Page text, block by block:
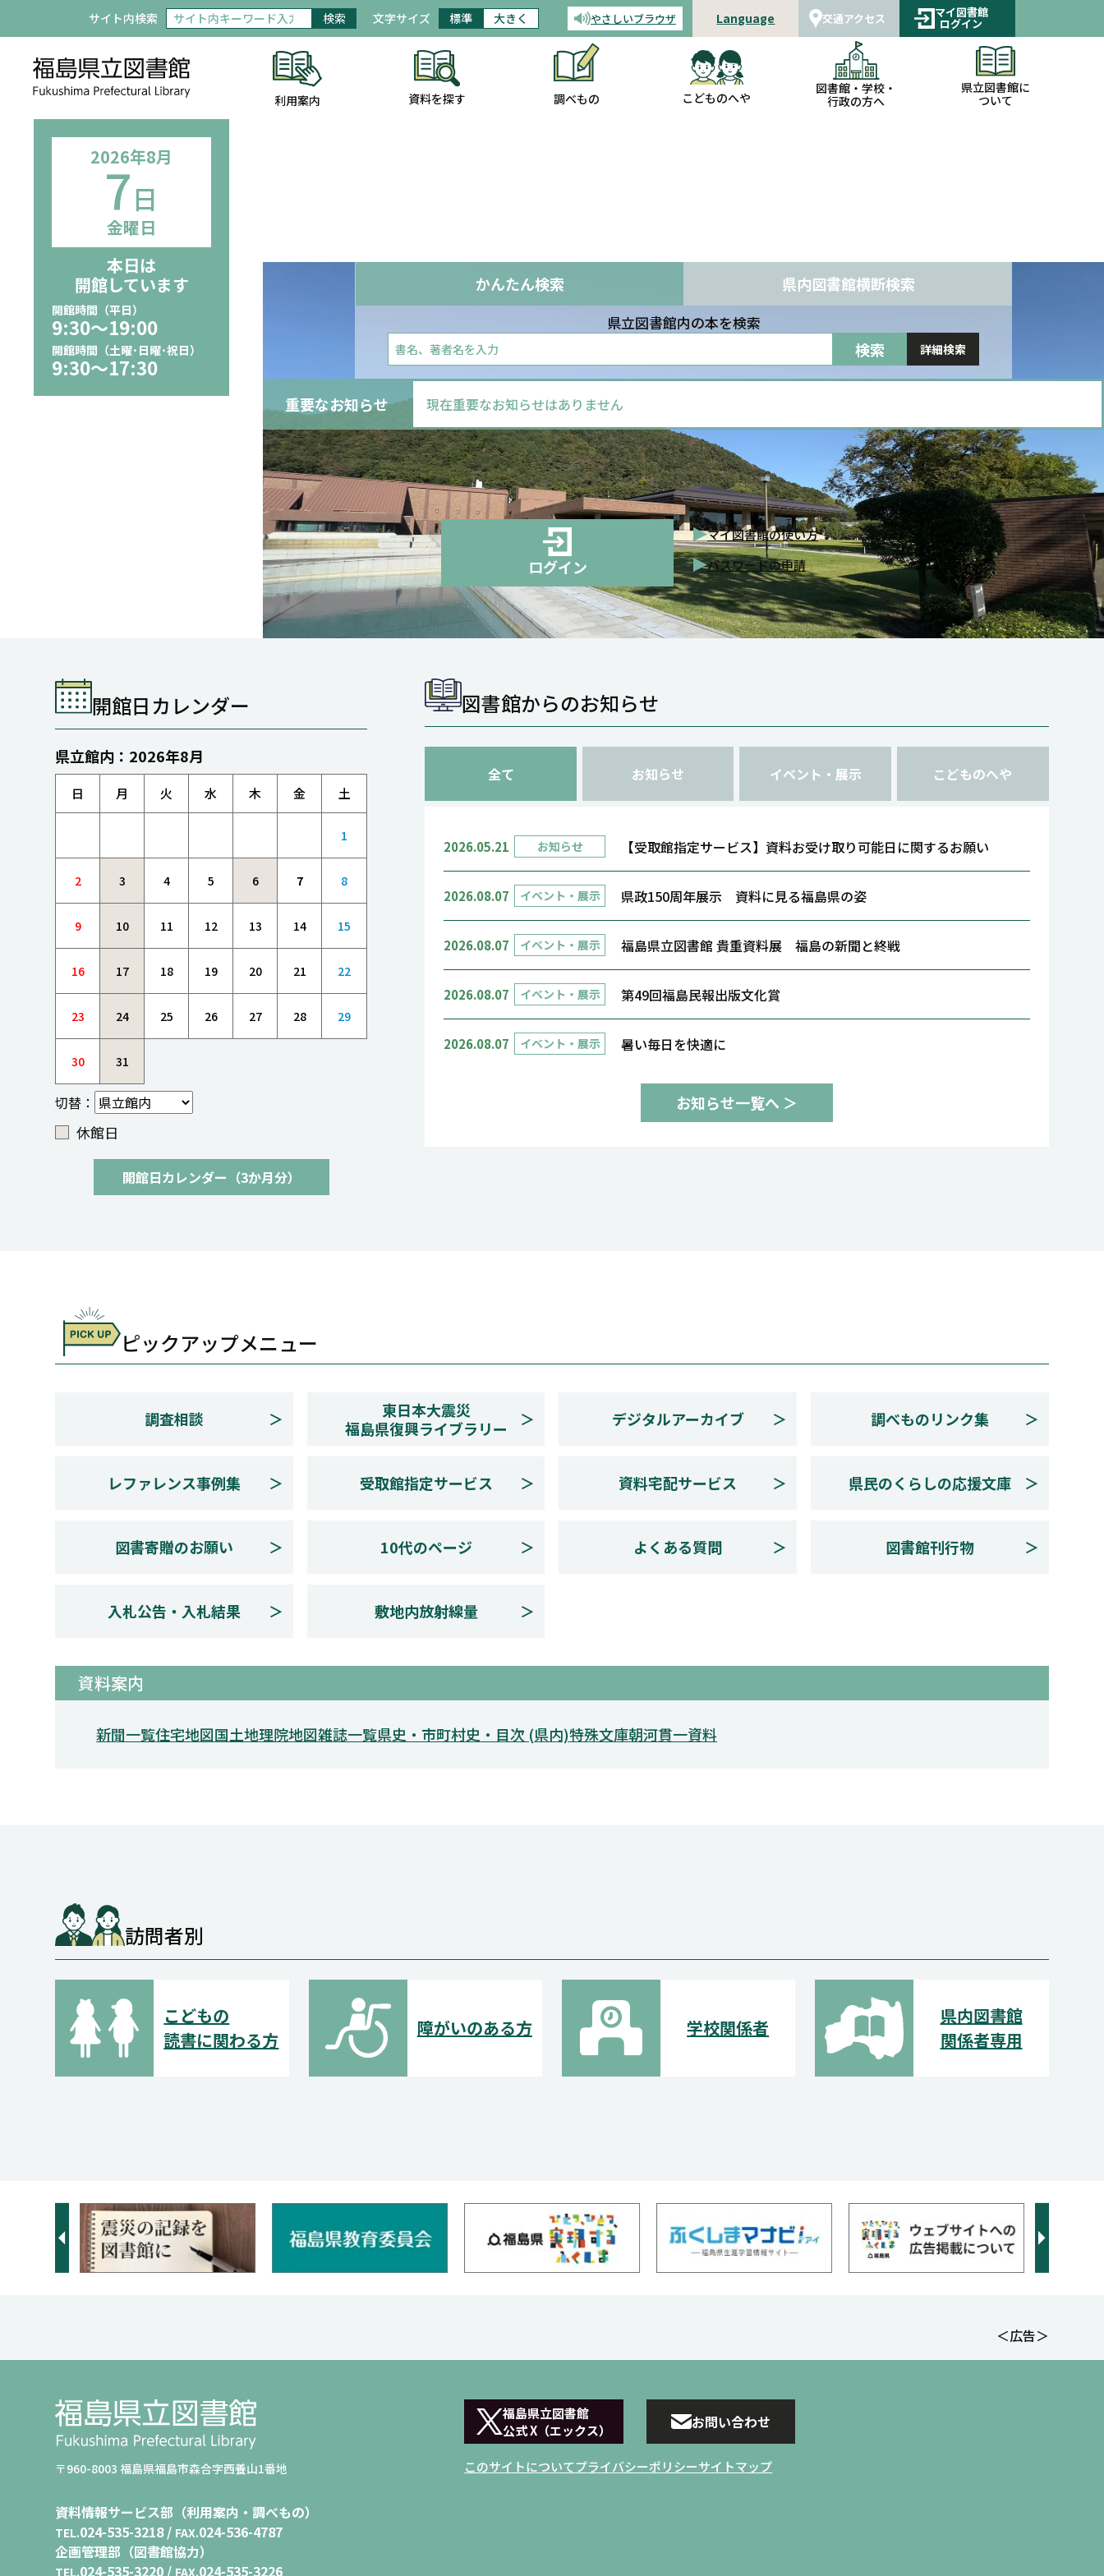
サイト内検索 検索 文字サイズ 標準 大きく 音声読み上げ
やさしいブラウザ Language 交通アクセス マイ図書館
ログイン
利用案内 資料を探す 調べもの こどものへや
図書館・学校・
行政の方へ
県立図書館に
ついて
2026年8月
7日
金曜日
本日は
開館しています
開館時間（平日）
9:30〜19:00
開館時間（土曜･日曜･祝日）
9:30〜17:30
かんたん検索 県内図書館横断検索
県立図書館内の本を検索
詳細検索
重要なお知らせ 現在重要なお知らせはありません
マイ図書館
ログイン
マイ図書館の使い方
パスワードの申請
開館日カレンダー
県立館内：2026年8月
日 月 火 水 木 金 土
1
2 3 4 5 6 7 8
9 10 11 12 13 14 15
16 17 18 19 20 21 22
23 24 25 26 27 28 29
30 31
切替：
休館日
開館日カレンダー（3か月分）
図書館からのお知らせ
全て お知らせ イベント・展示 こどものへや
2026.05.21 お知らせ 【受取館指定サービス】資料お受け取り可能日に関するお願い
2026.08.07 イベント・展示 県政150周年展示 資料に見る福島県の姿
2026.08.07 イベント・展示 福島県立図書館 貴重資料展 福島の新聞と終戦
2026.08.07 イベント・展示 第49回福島民報出版文化賞
2026.08.07 イベント・展示 暑い毎日を快適に
お知らせ一覧へ ＞
ピックアップメニュー
調査相談
東日本大震災
福島県復興ライブラリー
デジタルアーカイブ 調べものリンク集
レファレンス事例集 受取館指定サービス 資料宅配サービス 県民のくらしの応援文庫
図書寄贈のお願い 10代のページ よくある質問 図書館刊行物
入札公告・入札結果 敷地内放射線量
資料案内
新聞一覧住宅地図国土地理院地図雑誌一覧県史・市町村史・目次 (県内)特殊文庫朝河貫一資料
訪問者別
こどもの
読書に関わる方
障がいのある方 学校関係者
県内図書館
関係者専用
＜広告＞
〒960-8003 福島県福島市森合字西養山1番地
資料情報サービス部（利用案内・調べもの）
TEL.024-535-3218 / FAX.024-536-4787
企画管理部（図書館協力）
TEL.024-535-3220 / FAX.024-535-3226
福島県立図書館
公式 X（エックス）
お問い合わせ
このサイトについてプライバシーポリシーサイトマップ